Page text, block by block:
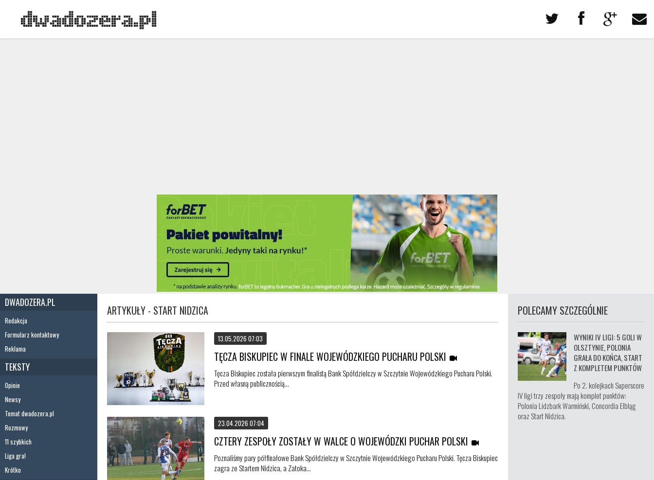
DWADOZERA.PL
Redakcja
Formularz kontaktowy
Reklama
TEKSTY
Opinie
Newsy
Temat dwadozera.pl
Rozmowy
11 szybkich
Liga gra!
Krótko
ARTYKUŁY - START NIDZICA
13.05.2026 07:03
TĘCZA BISKUPIEC W FINALE WOJEWÓDZKIEGO PUCHARU POLSKI
Tęcza Biskupiec została pierwszym finalistą Bank Spółdzielczy w Szczytnie Wojewódzkiego Pucharu Polski.
Przed własną publicznością...
23.04.2026 07:04
CZTERY ZESPOŁY ZOSTAŁY W WALCE O WOJEWÓDZKI PUCHAR POLSKI
Poznaliśmy pary półfinałowe Bank Spółdzielczy w Szczytnie Wojewódzkiego Pucharu Polski. Tęcza Biskupiec
zagra ze Startem Nidzica, a Zatoka...
POLECAMY SZCZEGÓLNIE
WYNIKI IV LIGI: 5 GOLI W
OLSZTYNIE, POLONIA
GRAŁA DO KOŃCA, START
Z KOMPLETEM PUNKTÓW
Po 2. kolejkach Superscore
IV ligi trzy zespoły mają komplet punktów:
Polonia Lidzbark Warmiński, Concordia Elbląg
oraz Start Nidzica.